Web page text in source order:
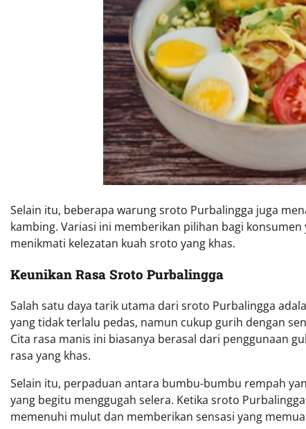
Selain itu, beberapa warung sroto Purbalingga juga
kambing. Variasi ini memberikan pilihan bagi
menikmati kelezatan kuah sroto yang khas.
Keunikan Rasa Sroto Purbalingga
Salah satu daya tarik utama dari sroto Purbalingga
yang tidak terlalu pedas, namun cukup gurih dengan
Cita rasa manis ini biasanya berasal dari penggunaan
rasa yang khas.
Selain itu, perpaduan antara bumbu-bumbu rempah
yang begitu menggugah selera. Ketika sroto
memenuhi mulut dan memberikan sensasi yang